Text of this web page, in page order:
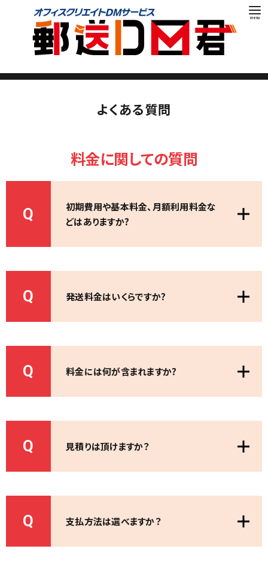
動
よくある質問
料金に関しての質問
Q
初期費用や基本料金、月額利用料金な
どはありますか?
Q 発送料金はいくらですか?
Q 料金には何が含まれますか?
Q 見積りは頂けますか？
Q 支払方法は選べますか？